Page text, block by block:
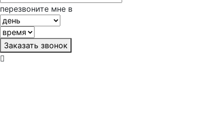
перезвоните мне в
Заказать звонок